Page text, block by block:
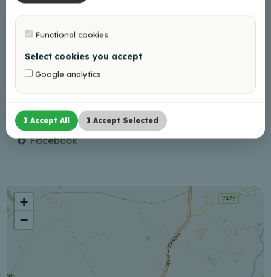
Liepu iela 5, Baltinava, LV-4594
Kontaktai
Internete
Facebook
+
−
Functional cookies
Select cookies you accept
Google analytics
I Accept All I Accept Selected